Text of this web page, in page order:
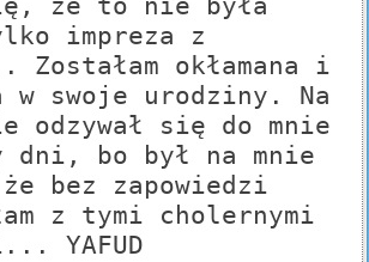
impreza z
Zostałam okłamana i
w swoje urodziny. Na
odzywał się do mnie
dni, bo był na mnie
bez zapowiedzi
z tymi cholernymi
YAFUD